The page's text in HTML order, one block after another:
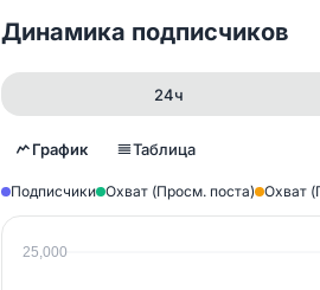
Динамика подписчиков
24ч
График Таблица
Подписчики Охват (Просм. поста) Охват
25,000